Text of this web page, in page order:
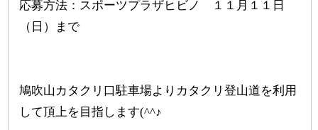
応募方法：スポーツプラザヒビノ １１月１１日
（日）まで
鳩吹山カタクリ口駐車場よりカタクリ登山道を利用
して頂上を目指します(^^♪